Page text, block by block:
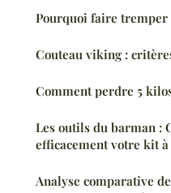
Pourquoi faire tremper
Couteau viking :
Comment perdre 5
Les outils du barman :
efficacement votre kit
Analyse comparative